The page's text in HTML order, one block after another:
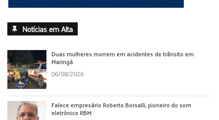
Notícias em Alta
Duas mulheres morrem em acidentes de trânsito em
Maringá
06/08/2026
Falece empresário Roberto Borsalli, pioneiro do som
eletrônico RBM